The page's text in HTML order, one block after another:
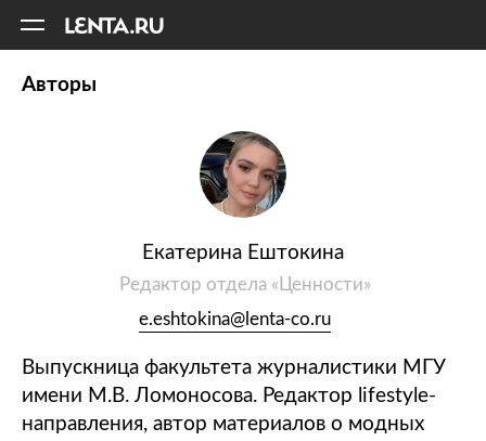
Авторы
Екатерина Ештокина
Редактор отдела «Ценности»
e.eshtokina@lenta-co.ru
Выпускница факультета журналистики МГУ
имени М.В. Ломоносова. Редактор lifestyle-
направления, автор материалов о модных